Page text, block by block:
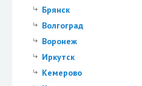
Брянск
Волгоград
Воронеж
Иркутск
Кемерово